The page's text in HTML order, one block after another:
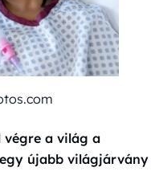
végre a világ a
újabb világjárvány